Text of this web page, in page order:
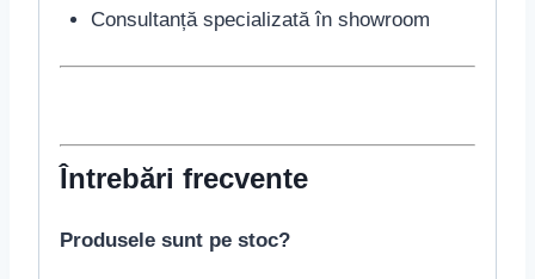
Consultanță specializată în showroom
Întrebări frecvente
Produsele sunt pe stoc?